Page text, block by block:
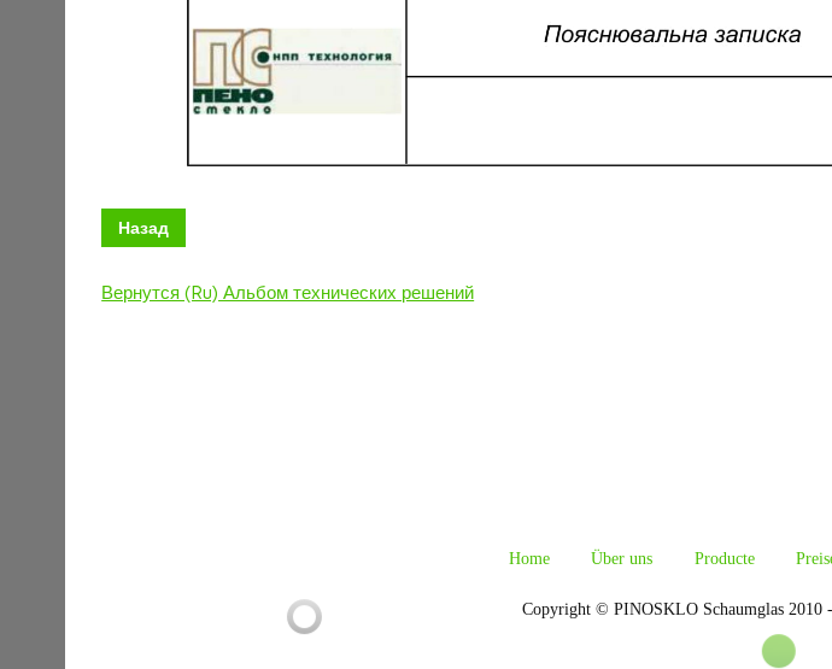
Назад
Вернутся (Ru) Альбом технических решений
Home Über uns Producte
Copyright © PINOSKLO Schaumglas 2010